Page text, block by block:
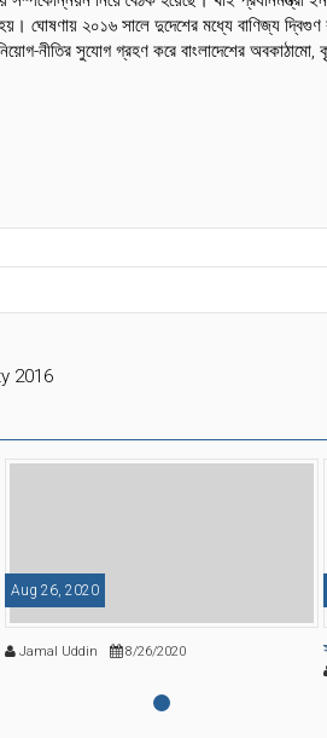
২০১৬ সালে দুদেশের মধ্যে বাণিজ্য দ্বিগুণ
নীতির সুযোগ গ্রহণ করে বাংলাদেশের
2016
Aug 26, 2020
Jamal Uddin 8/26/2020